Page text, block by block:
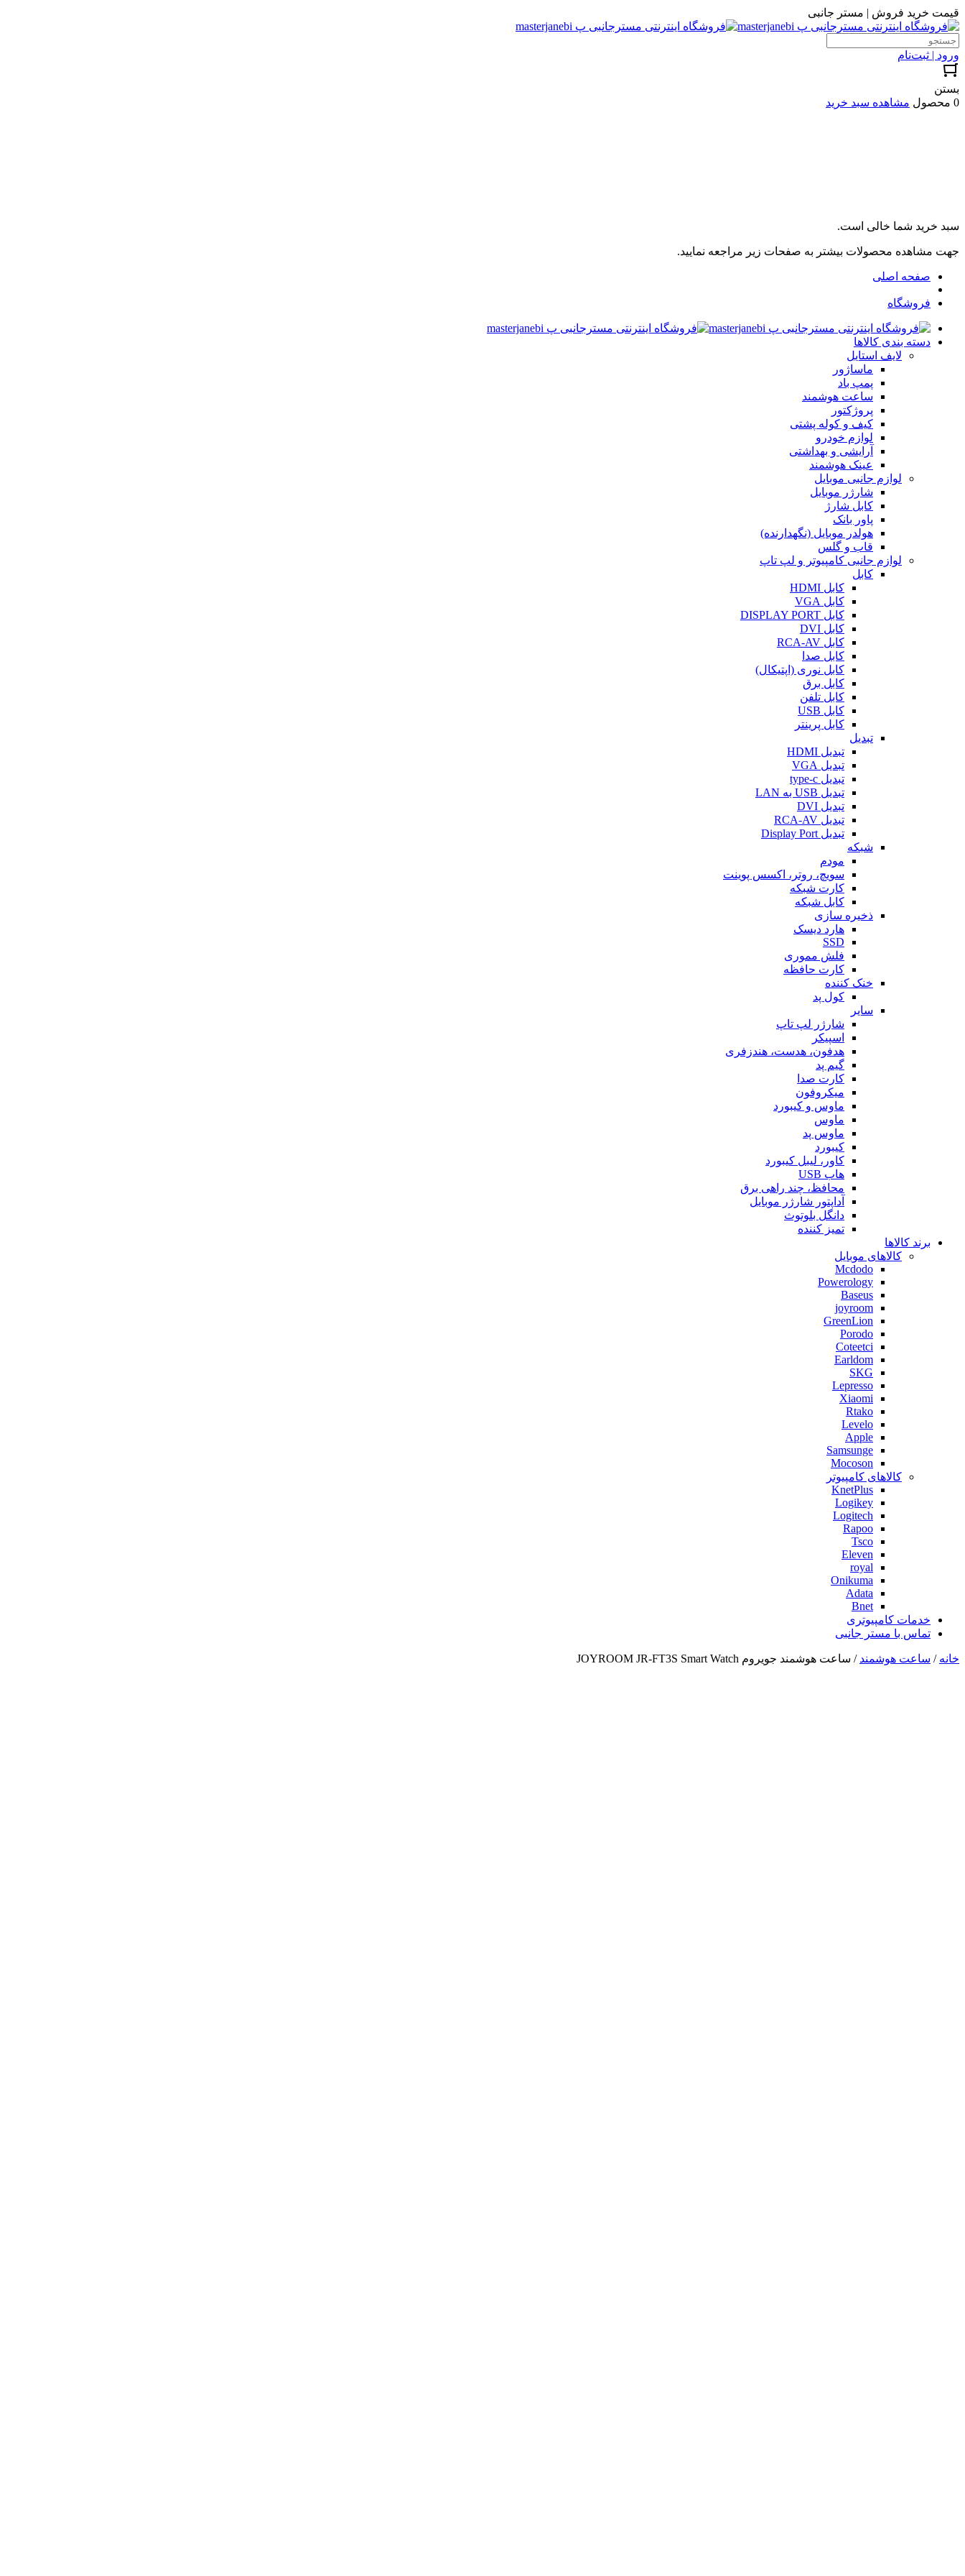
قیمت خرید فروش | مستر جانبی
ورود | ثبت‌نام
بستن
0 محصول
مشاهده سبد خرید
سبد خرید شما خالی است.
جهت مشاهده محصولات بیشتر به صفحات زیر مراجعه نمایید.
صفحه اصلی
فروشگاه
دسته بندی کالاها
لایف استایل
ماساژور
پمپ باد
ساعت هوشمند
پروژکتور
کیف و کوله پشتی
لوازم خودرو
آرایشی و بهداشتی
عینک هوشمند
لوازم جانبی موبایل
شارژر موبایل
کابل شارژ
پاور بانک
هولدر موبایل (نگهدارنده)
قاب و گلس
لوازم جانبی کامپیوتر و لپ تاپ
کابل
کابل HDMI
کابل VGA
کابل DISPLAY PORT
کابل DVI
کابل RCA-AV
کابل صدا
کابل نوری (اپتیکال)
کابل برق
کابل تلفن
کابل USB
کابل پرینتر
تبدیل
تبدیل HDMI
تبدیل VGA
تبدیل type-c
تبدیل USB به LAN
تبدیل DVI
تبدیل RCA-AV
تبدیل Display Port
شبکه
مودم
سویچ، روتر، اکسس پوینت
کارت شبکه
کابل شبکه
ذخیره سازی
هارد دیسک
SSD
فلش مموری
کارت حافظه
خنک کننده
کول پد
سایر
شارژر لپ تاپ
اسپیکر
هدفون، هدست، هندزفری
گیم پد
کارت صدا
میکروفون
ماوس و کیبورد
ماوس
ماوس پد
کیبورد
کاور، لیبل کیبورد
هاب USB
محافظ، چند راهی برق
آداپتور شارژر موبایل
دانگل بلوتوث
تمیز کننده
برند کالاها
کالاهای موبایل
Mcdodo
Powerology
Baseus
joyroom
GreenLion
Porodo
Coteetci
Earldom
SKG
Lepresso
Xiaomi
Rtako
Levelo
Apple
Samsunge
Mocoson
کالاهای کامپیوتر
KnetPlus
Logikey
Logitech
Rapoo
Tsco
Eleven
royal
Onikuma
Adata
Bnet
خدمات کامپیوتری
تماس با مستر جانبی
خانه / ساعت هوشمند / ساعت هوشمند جویروم JOYROOM JR-FT3S Smart Watch